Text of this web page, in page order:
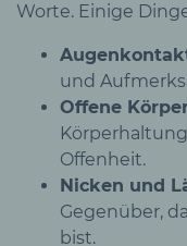
Worte. Einige
und
Offene
Offenheit.
Nicken und
Gegenüber,
bist.